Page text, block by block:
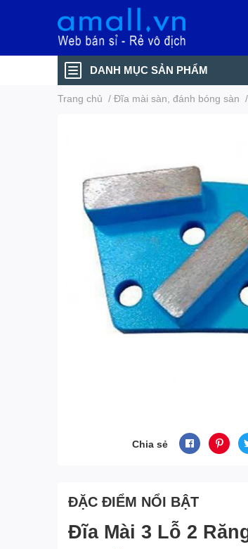
DANH MỤC SẢN PHẨM
Trang chủ / Đĩa mài sàn, đánh bóng sàn /
Chia sẻ
ĐẶC ĐIỂM NỔI BẬT
Đĩa Mài 3 Lỗ 2